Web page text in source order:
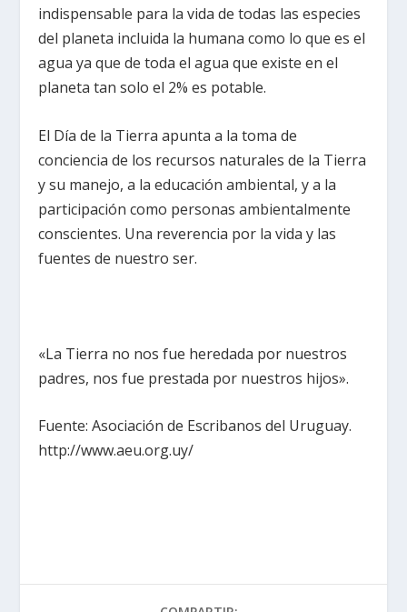
indispensable para la vida de todas las especies
del planeta incluida la humana como lo que es el
agua ya que de toda el agua que existe en el
planeta tan solo el 2% es potable.
El Día de la Tierra apunta a la toma de
conciencia de los recursos naturales de la Tierra
y su manejo, a la educación ambiental, y a la
participación como personas ambientalmente
conscientes. Una reverencia por la vida y las
fuentes de nuestro ser.
«La Tierra no nos fue heredada por nuestros
padres, nos fue prestada por nuestros hijos».
Fuente: Asociación de Escribanos del Uruguay.
http://www.aeu.org.uy/